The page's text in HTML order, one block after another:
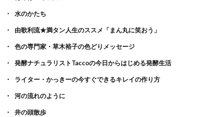
水のかたち
由歌利流★満タン人生のススメ「まん丸に笑おう」
色の専門家・草木裕子の色どりメッセージ
発酵ナチュラリストTaccoの今日からはじめる発酵生活
ライター・かっきーの今すぐできるキレイの作り方
河の流れのように
井の頭散歩